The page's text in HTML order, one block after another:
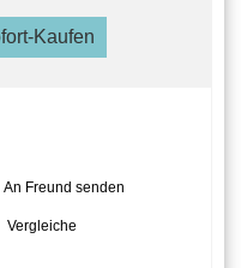
An Freund senden
Vergleiche